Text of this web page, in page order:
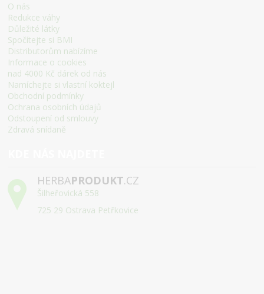
O nás
Redukce váhy
Důležité látky
Spočítejte si BMI
Distributorům nabízíme
Informace o cookies
nad 4000 Kč dárek od nás
Namíchejte si vlastní koktejl
Obchodní podmínky
Ochrana osobních údajů
Odstoupení od smlouvy
Zdravá snídaně
HERBAPRODUKT.CZ
Šilheřovická 558
725 29 Ostrava Petřkovice